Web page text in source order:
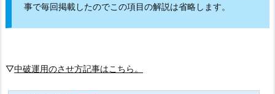
事で毎回掲載したのでこの項目の解説は省略します。
▽中破運用のさせ方記事はこちら。